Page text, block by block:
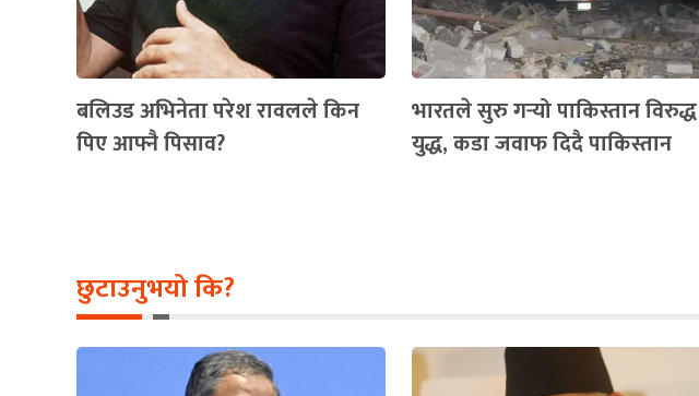
बलिउड अभिनेता परेश रावलले किन
पिए आफ्नै पिसाव?
भारतले सुरु गर्‍यो पाकिस्तान विरुद्ध
युद्ध, कडा जवाफ दिदै पाकिस्तान
छुटाउनुभयो कि?